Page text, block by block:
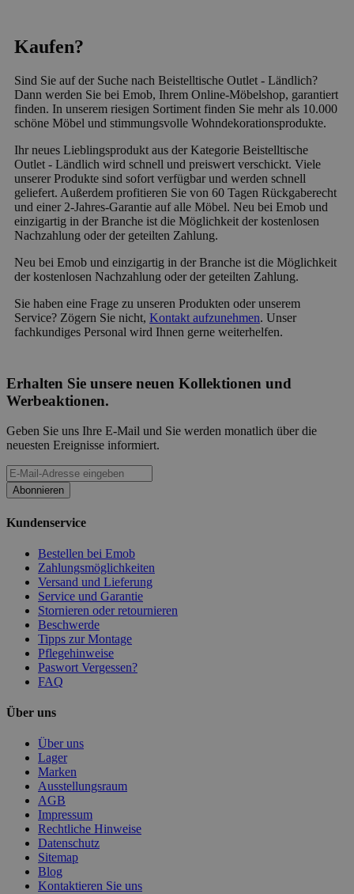
Kaufen?
Sind Sie auf der Suche nach Beistelltische Outlet - Ländlich?
Dann werden Sie bei Emob, Ihrem Online-Möbelshop, garantiert
finden. In unserem riesigen Sortiment finden Sie mehr als 10.000
schöne Möbel und stimmungsvolle Wohndekorationsprodukte.
Ihr neues Lieblingsprodukt aus der Kategorie Beistelltische
Outlet - Ländlich wird schnell und preiswert verschickt. Viele
unserer Produkte sind sofort verfügbar und werden schnell
geliefert. Außerdem profitieren Sie von 60 Tagen Rückgaberecht
und einer 2-Jahres-Garantie auf alle Möbel. Neu bei Emob und
einzigartig in der Branche ist die Möglichkeit der kostenlosen
Nachzahlung oder der geteilten Zahlung.
Neu bei Emob und einzigartig in der Branche ist die Möglichkeit
der kostenlosen Nachzahlung oder der geteilten Zahlung.
Sie haben eine Frage zu unseren Produkten oder unserem
Service? Zögern Sie nicht, Kontakt aufzunehmen. Unser
fachkundiges Personal wird Ihnen gerne weiterhelfen.
Erhalten Sie unsere neuen Kollektionen und
Werbeaktionen.
Geben Sie uns Ihre E-Mail und Sie werden monatlich über die
neuesten Ereignisse informiert.
Abonnieren
Kundenservice
Bestellen bei Emob
Zahlungsmöglichkeiten
Versand und Lieferung
Service und Garantie
Stornieren oder retournieren
Beschwerde
Tipps zur Montage
Pflegehinweise
Paswort Vergessen?
FAQ
Über uns
Über uns
Lager
Marken
Ausstellungsraum
AGB
Impressum
Rechtliche Hinweise
Datenschutz
Sitemap
Blog
Kontaktieren Sie uns